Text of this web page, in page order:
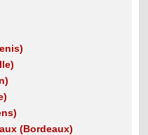
(Bordeaux)